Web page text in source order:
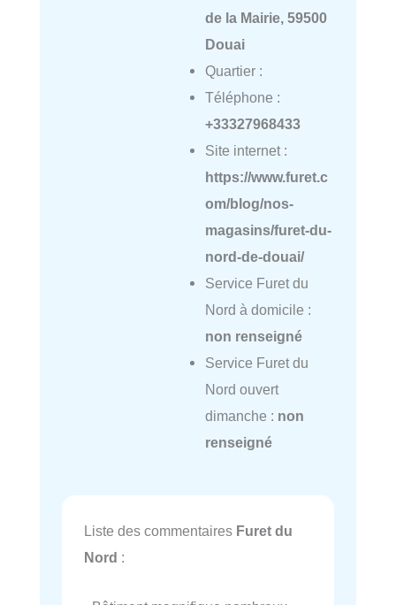
de la Mairie, 59500
Douai
Quartier :
Téléphone :
+33327968433
Site internet :
https://www.furet.c
om/blog/nos-
magasins/furet-du-
nord-de-douai/
Service Furet du
Nord à domicile :
non renseigné
Service Furet du
Nord ouvert
dimanche : non
renseigné
Liste des commentaires Furet du
Nord :